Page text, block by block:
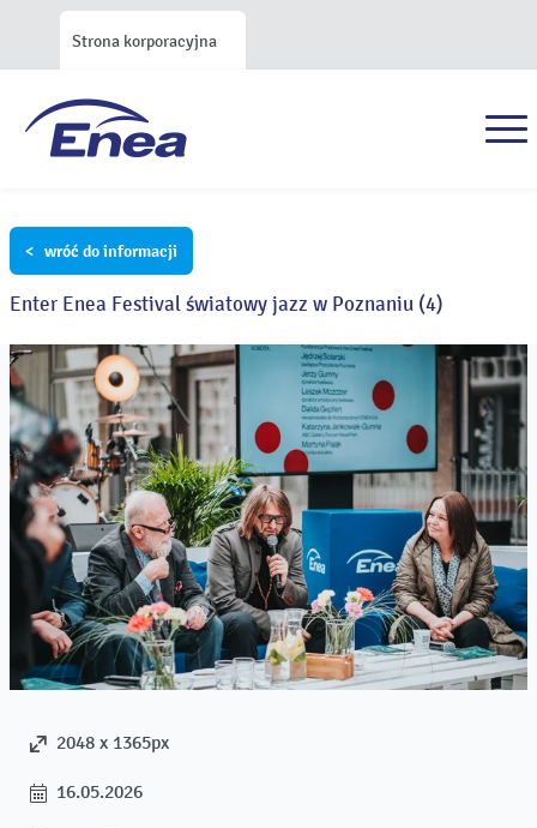
Strona korporacyjna
< wróć do informacji
Enter Enea Festival światowy jazz w Poznaniu (4)
2048 x 1365px
16.05.2026